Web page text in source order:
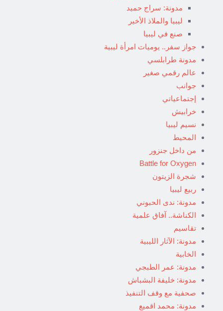
مدونة: سراج حميد
ليبيا والملاذ الأخير
صنع في ليبيا
جواز سفر.. يوميات امرأة ليبية
مدونة طرابلسي
عالم رقمي صغير
جوانب
إجتماعياتي
خرابيش
نسيم ليبيا
المحيط
من داخل جنزور
Battle for Oxygen
شجرة الزيتون
ربيع ليبيا
مدونة: ندى الحبوني
الكناشة.. آفاق علمية
تقاسيم
مدونة: الآثار الليبية
الخابية
مدونة: عمر الطبجي
مدونة: خليفة البشباش
صحفية مع وقف التنفيذ
مدونة: محمد اقميع